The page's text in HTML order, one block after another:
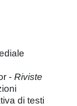
- Riviste
di testi